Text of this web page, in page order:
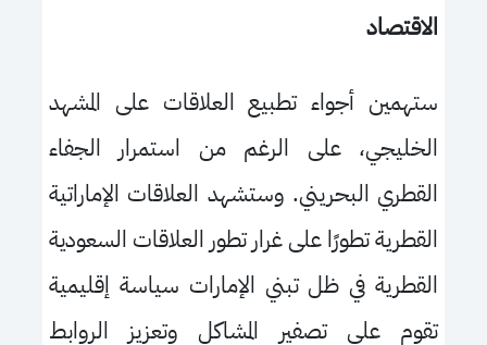
الاقتصاد
ستهمين أجواء تطبيع العلاقات على المشهد
الخليجي، على الرغم من استمرار الجفاء
القطري البحريني. وستشهد العلاقات الإماراتية
القطرية تطورًا على غرار تطور العلاقات السعودية
القطرية في ظل تبني الإمارات سياسة إقليمية
تقوم على تصفير المشاكل وتعزيز الروابط